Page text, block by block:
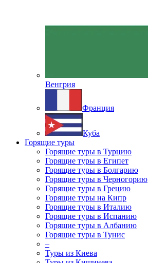
Венгрия
Франция
Куба
Горящие туры
Горящие туры в Турцию
Горящие туры в Египет
Горящие туры в Болгарию
Горящие туры в Черногорию
Горящие туры в Грецию
Горящие туры на Кипр
Горящие туры в Италию
Горящие туры в Испанию
Горящие туры в Албанию
Горящие туры в Тунис
–
Туры из Киева